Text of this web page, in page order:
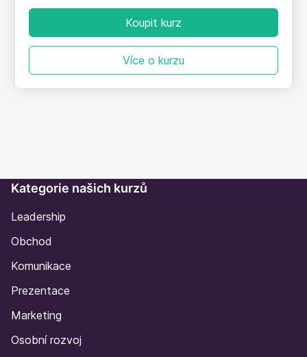
Koupit kurz
Více o kurzu
Kategorie našich kurzů
Leadership
Obchod
Komunikace
Prezentace
Marketing
Osobní rozvoj